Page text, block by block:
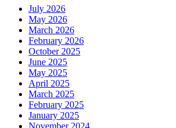
July 2026
May 2026
March 2026
February 2026
October 2025
June 2025
May 2025
April 2025
March 2025
February 2025
January 2025
November 2024